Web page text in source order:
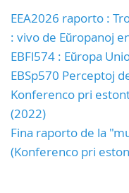
EEA2026 raporto :
: vivo de Eŭropanoj
EBFl574 : Eŭropa
EBSp570 Perceptoj
Konferenco pri
(2022)
Fina raporto de la
(Konferenco pri